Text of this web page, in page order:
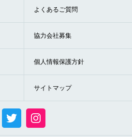
よくあるご質問
協力会社募集
個人情報保護方針
サイトマップ